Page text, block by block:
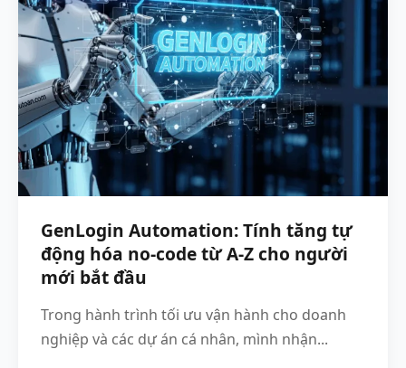
GenLogin Automation: Tính tăng tự
động hóa no-code từ A-Z cho người
mới bắt đầu
Trong hành trình tối ưu vận hành cho doanh
nghiệp và các dự án cá nhân, mình nhận...